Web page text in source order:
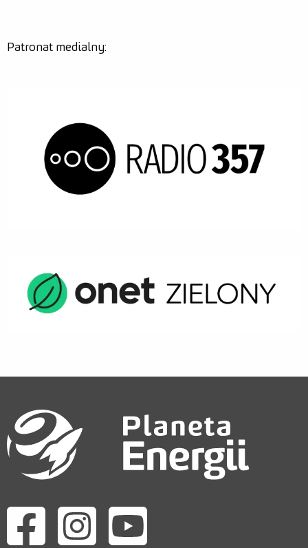
Patronat medialny:
Odwiedź nas na facebook
Odwiedź nas na instagram
Odwiedź nas na youtube